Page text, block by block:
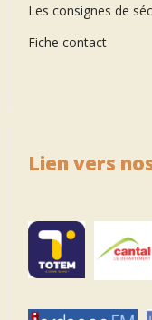
Les consignes de
Fiche contact
Lien vers